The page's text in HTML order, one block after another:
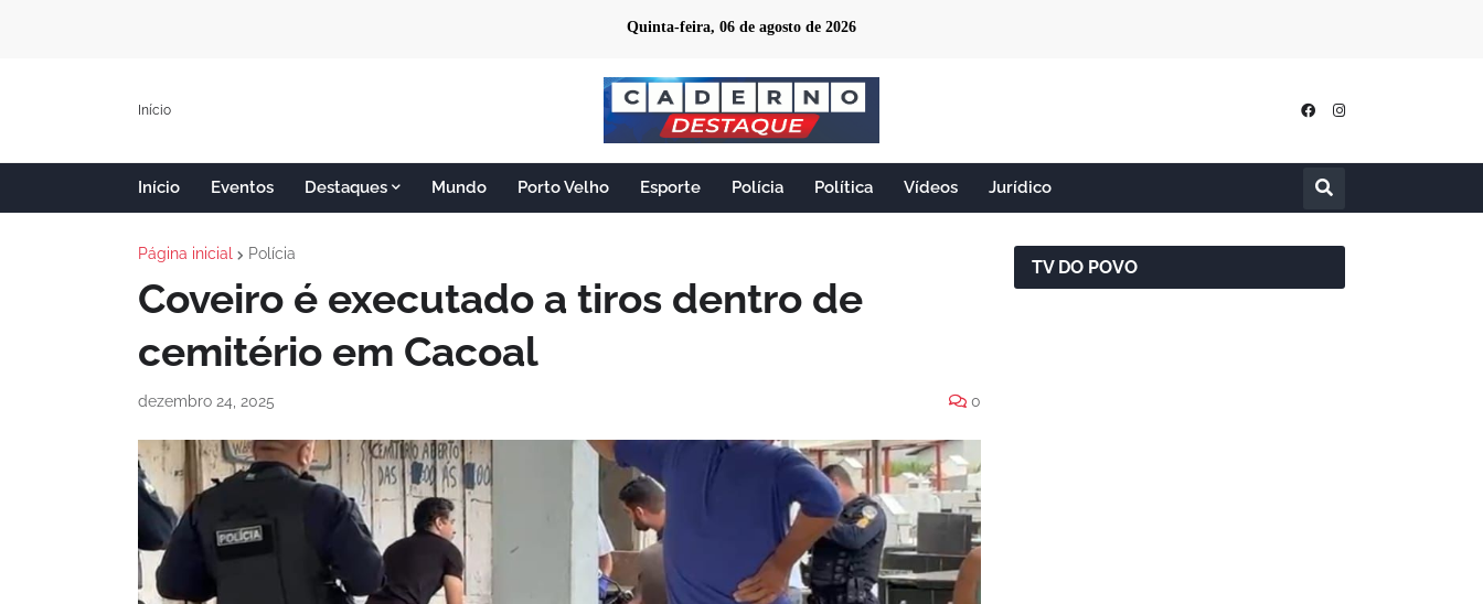
Quinta-feira, 06 de agosto de 2026
Início
Início Eventos Destaques Mundo Porto Velho Esporte Polícia Política Vídeos Jurídico
Página inicial Polícia
Coveiro é executado a tiros dentro de
cemitério em Cacoal
dezembro 24, 2025 0
TV DO POVO